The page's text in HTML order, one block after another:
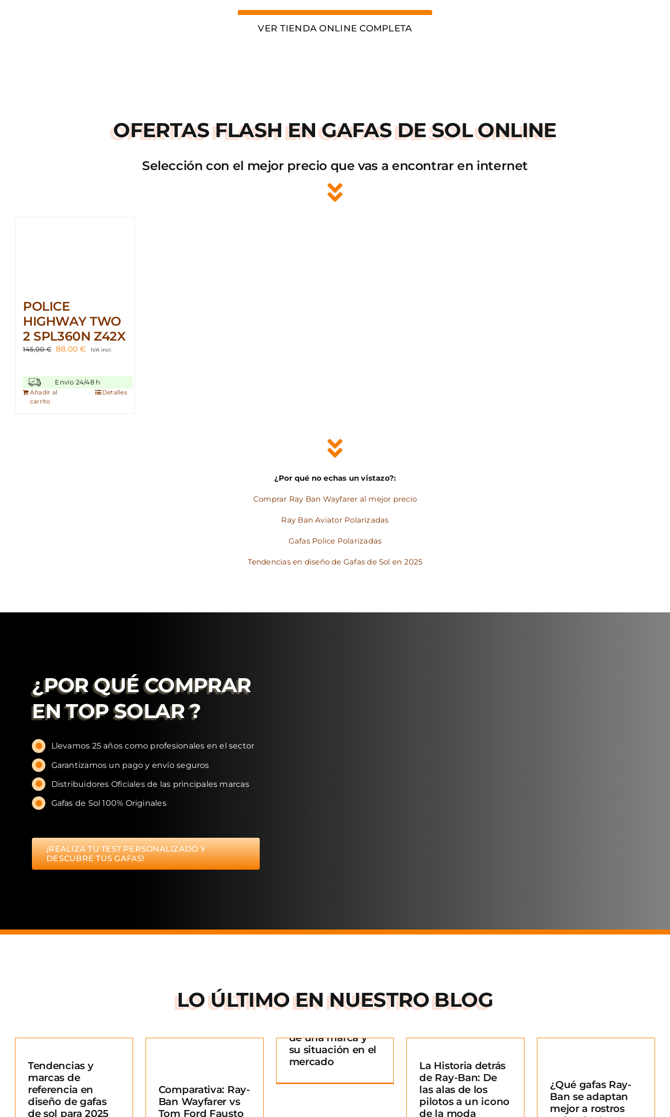
VER TIENDA ONLINE COMPLETA
OFERTAS FLASH EN GAFAS DE SOL ONLINE
Selección con el mejor precio que vas a encontrar en internet
POLICE
HIGHWAY TWO
2 SPL360N Z42X
145,00€ El
era:
145,00 €.
88,00€El
es:
88,00 €.
IVA incl.
Envío 24/48 h
Añadir al
carrito
Detalles
¿Por qué no echas un vistazo?:
Comprar Ray Ban Wayfarer al mejor precio
Ray Ban Aviator Polarizadas
Gafas Police Polarizadas
Tendencias en diseño de Gafas de Sol en 2025
¿POR QUÉ COMPRAR
EN TOP SOLAR ?
Llevamos 25 años como profesionales en el sector
Garantizamos un pago y envío seguros
Distribuidores Oficiales de las principales marcas
Gafas de Sol 100% Originales
¡REALIZA TU TEST PERSONALIZADO Y
DESCUBRE TUS GAFAS!
LO ÚLTIMO ENNUESTRO BLOG
Tendencias y
marcas de
referencia en
diseño de gafas
de sol para 2025
Comparativa: Ray-
Ban Wayfarer vs
Tom Ford Fausto
Comparativa: Ray-
Ban Wayfarer vs
Tom Ford Fausto
mercado
de una marca y
su situación en el
mercado
La Historia detrás
de Ray-Ban: De las
La Historia detrás
de Ray-Ban: De
las alas de los
pilotos a un icono
de la moda
¿Qué gafas Ray-
Ban se adaptan
mejor a rostros
redondos?
¿Qué gafas Ray-
Ban se adaptan
mejor a rostros